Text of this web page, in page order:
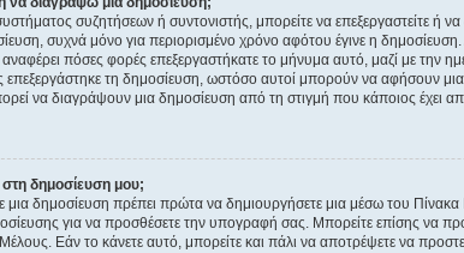
συστήματος συζητήσεων ή συντονιστής, μπορείτε να επεξεργαστείτε
συχνά μόνο για περιορισμένο χρόνο αφότου έγινε η
πόσες φορές επεξεργαστήκατε το μήνυμα αυτό, μαζί με την
επεξεργάστηκε τη δημοσίευση, ωστόσο αυτοί μπορούν να αφήσουν
να διαγράψουν μια δημοσίευση από τη στιγμή που κάποιος έχει
δημοσίευση μου;
δημοσίευση πρέπει πρώτα να δημιουργήσετε μια μέσω του
για να προσθέσετε την υπογραφή σας. Μπορείτε επίσης να
Εάν το κάνετε αυτό, μπορείτε και πάλι να αποτρέψετε να